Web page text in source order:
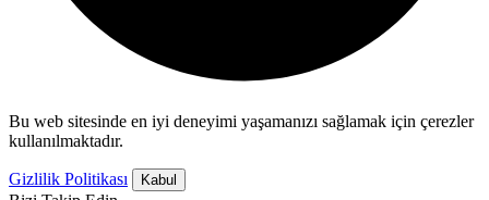
Bu web sitesinde en iyi deneyimi yaşamanızı sağlamak için çerezler
kullanılmaktadır.
Gizlilik Politikası Kabul